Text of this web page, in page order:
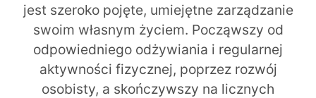
jest szeroko pojęte, umiejętne zarządzanie
swoim własnym życiem. Począwszy od
odpowiedniego odżywiania i regularnej
aktywności fizycznej, poprzez rozwój
osobisty, a skończywszy na licznych